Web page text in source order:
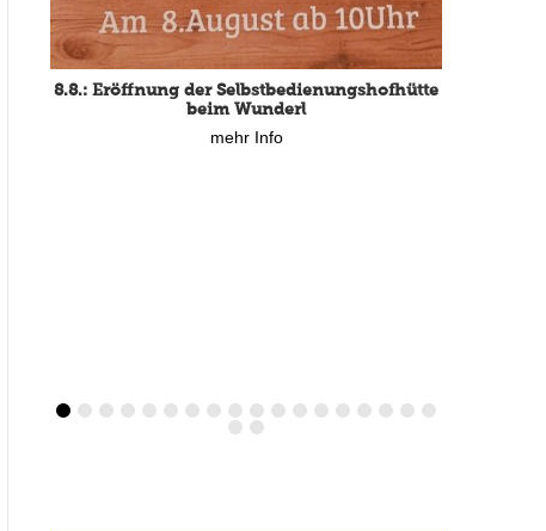
8.8.: Eröffnung der Selbstbedienungshofhütte
beim Wunderl
mehr Info